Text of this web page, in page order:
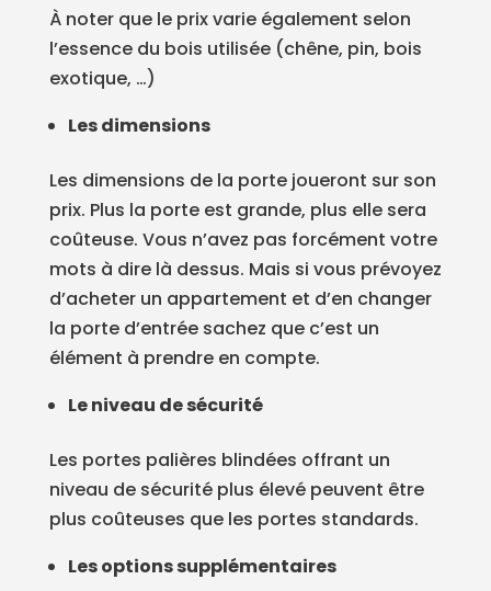
À noter que le prix varie également selon
l’essence du bois utilisée (chêne, pin, bois
exotique, …)
Les dimensions
Les dimensions de la porte joueront sur son
prix. Plus la porte est grande, plus elle sera
coûteuse. Vous n’avez pas forcément votre
mots à dire là dessus. Mais si vous prévoyez
d’acheter un appartement et d’en changer
la porte d’entrée sachez que c’est un
élément à prendre en compte.
Le niveau de sécurité
Les portes palières blindées offrant un
niveau de sécurité plus élevé peuvent être
plus coûteuses que les portes standards.
Les options supplémentaires